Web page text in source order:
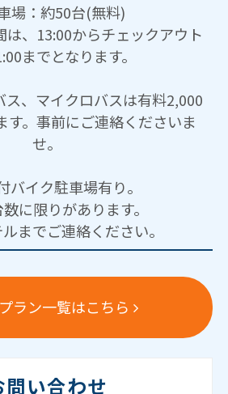
場：約50台(無料)
は、13:00からチェックアウト
までとなります。
、マイクロバスは有料2,000
す。事前にご連絡くださいま
せ。
バイク駐車場有り。
に限りがあります。
までご連絡ください。
ラン一覧はこちら
問い合わせ